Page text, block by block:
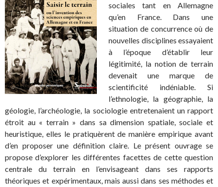
sociales tant en Allemagne
qu’en France. Dans une
situation de concurrence où de
nouvelles disciplines essayaient
à l’époque d’établir leur
légitimité, la notion de terrain
devenait une marque de
scientificité indéniable. Si
l’ethnologie, la géographie, la
géologie, l’archéologie, la sociologie entretenaient un rapport
étroit au « terrain » dans sa dimension spatiale, sociale et
heuristique, elles le pratiquèrent de manière empirique avant
d’en proposer une définition claire. Le présent ouvrage se
propose d’explorer les différentes facettes de cette question
centrale du terrain en l’envisageant dans ses rapports
théoriques et expérimentaux, mais aussi dans ses méthodes et